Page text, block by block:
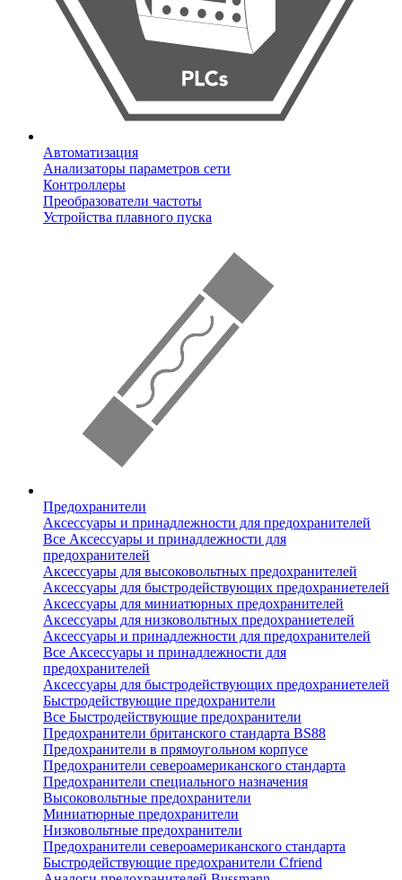
Автоматизация
Анализаторы параметров сети
Контроллеры
Преобразователи частоты
Устройства плавного пуска
Предохранители
Аксессуары и принадлежности для предохранителей
Все Аксессуары и принадлежности для
предохранителей
Аксессуары для высоковольтных предохранителей
Аксессуары для быстродействующих предохраниетелей
Аксессуары для миниатюрных предохранителей
Аксессуары для низковольтных предохраниетелей
Аксессуары и принадлежности для предохранителей
Все Аксессуары и принадлежности для
предохранителей
Аксессуары для быстродействующих предохраниетелей
Быстродействующие предохранители
Все Быстродействующие предохранители
Предохранители британского стандарта BS88
Предохранители в прямоугольном корпусе
Предохранители североамериканского стандарта
Предохранители специального назначения
Высоковольтные предохранители
Миниатюрные предохранители
Низковольтные предохранители
Предохранители североамериканского стандарта
Быстродействующие предохранители Cfriend